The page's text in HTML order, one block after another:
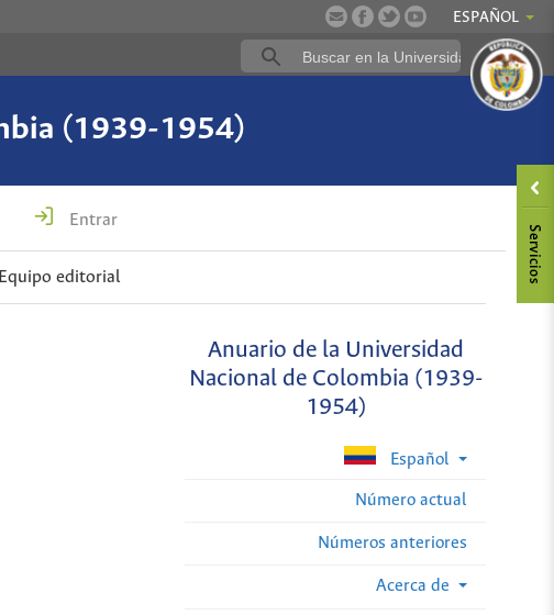
ESPAÑOL
(1939-1954)
Entrar
Equipo editorial
Anuario de la Universidad
Nacional de Colombia (1939-
1954)
Español
Número actual
Números anteriores
Acerca de